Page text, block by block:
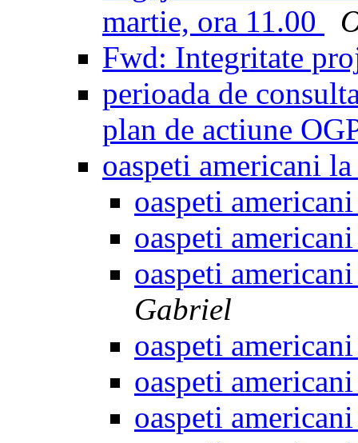
martie, ora 11.00
Fwd: Integritate
perioada de
plan de actiune
oaspeti americani
oaspeti
oaspeti
oaspeti
Gabriel
oaspeti
oaspeti
oaspeti